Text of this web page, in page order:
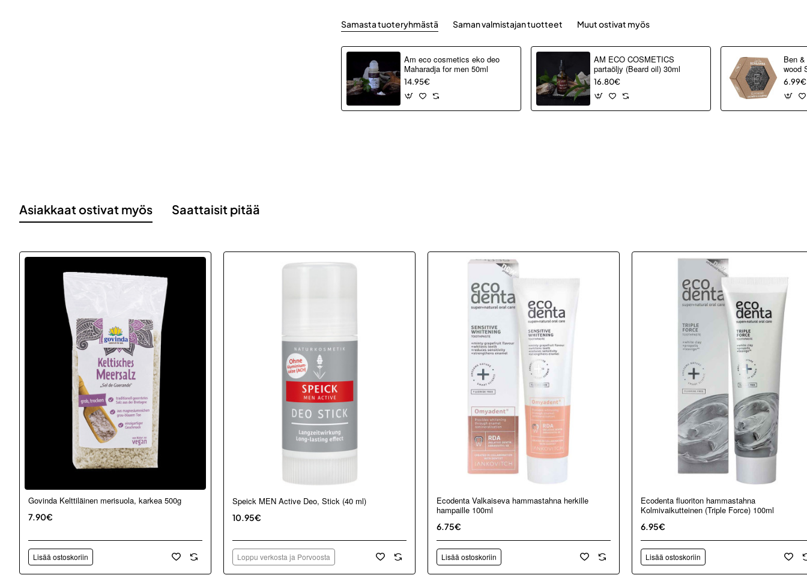
Samasta tuoteryhmästä Saman valmistajan tuotteet Muut ostivat myös
Am eco cosmetics eko deo
Maharadja for men 50ml
14.95€
AM ECO COSMETICS
partaöljy (Beard oil) 30ml
16.80€
Ben
wood
60g
6.99€
Asiakkaat ostivat myös Saattaisit pitää
Govinda Kelttiläinen merisuola, karkea 500g
7.90€
Lisää ostoskoriin
Loppu verkosta ja Porvoosta
Speick MEN Active Deo, Stick (40 ml)
10.95€
Loppu verkosta ja Porvoosta
Ecodenta Valkaiseva hammastahna herkille
hampaille 100ml
6.75€
Lisää ostoskoriin
Ecodenta fluoriton hammastahna
Kolmivaikutteinen (Triple Force) 100ml
6.95€
Lisää ostoskoriin